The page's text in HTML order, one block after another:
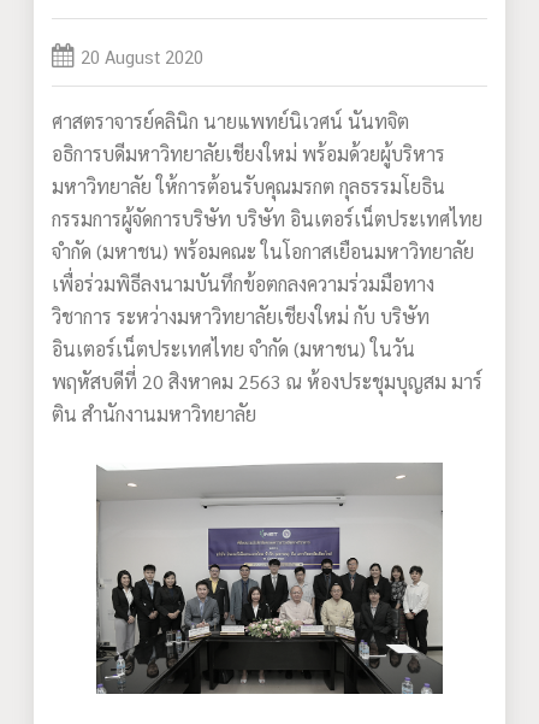
20 August 2020
ศาสตราจารย์คลินิก นายแพทย์นิเวศน์ นันทจิต
อธิการบดีมหาวิทยาลัยเชียงใหม่ พร้อมด้วยผู้บริหาร
มหาวิทยาลัย ให้การต้อนรับคุณมรกต กุลธรรมโยธิน
กรรมการผู้จัดการบริษัท บริษัท อินเตอร์เน็ตประเทศไทย
จำกัด (มหาชน) พร้อมคณะ ในโอกาสเยือนมหาวิทยาลัย
เพื่อร่วมพิธีลงนามบันทึกข้อตกลงความร่วมมือทาง
วิชาการ ระหว่างมหาวิทยาลัยเชียงใหม่ กับ บริษัท
อินเตอร์เน็ตประเทศไทย จำกัด (มหาชน) ในวัน
พฤหัสบดีที่ 20 สิงหาคม 2563 ณ ห้องประชุมบุญสม มาร์
ติน สำนักงานมหาวิทยาลัย